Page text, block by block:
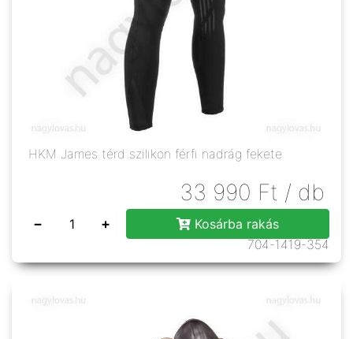
HKM James térd szilikon férfi nadrág fekete
33 990 Ft / db
− +
Kosárba rakás
704-1419-354